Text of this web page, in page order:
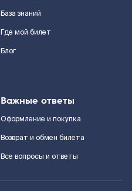
База знаний
Где мой билет
Блог
Важные ответы
Оформление и покупка
Возврат и обмен билета
Все вопросы и ответы